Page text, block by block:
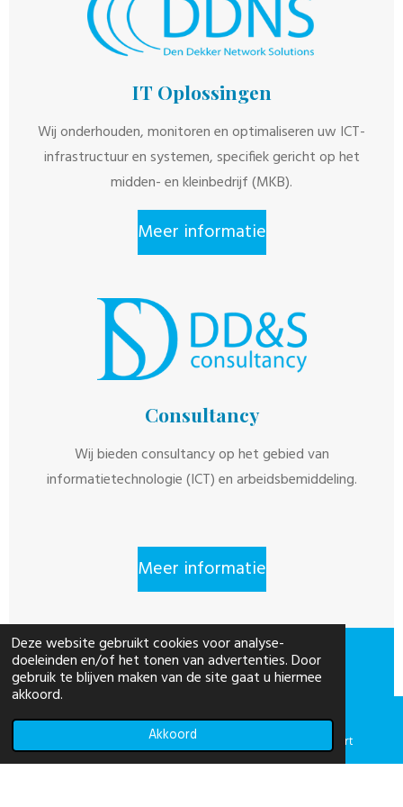
Deze website gebruikt cookies voor analyse-
doeleinden en/of het tonen van advertenties. Door
gebruik te blijven maken van de site gaat u hiermee
akkoord.
Akkoord
IT Oplossingen
Wij onderhouden, monitoren en optimaliseren uw ICT-
infrastructuur en systemen, specifiek gericht op het
midden- en kleinbedrijf (MKB).
Meer informatie
Consultancy
Wij bieden consultancy op het gebied van
informatietechnologie (ICT) en arbeidsbemiddeling.
Meer informatie
© 2026 DDNS - Den Dekker Network Solutions
© 2026 DD&S Consultancy
Telefoonnummer Kaart